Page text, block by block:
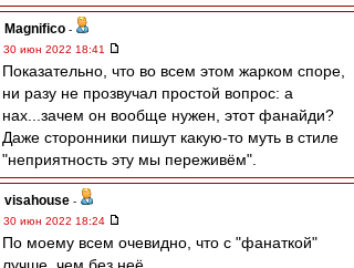
Magnifico -
30 июн 2022 18:41
Показательно, что во всем этом жарком споре,
ни разу не прозвучал простой вопрос: а
нах...зачем он вообще нужен, этот фанайди?
Даже сторонники пишут какую-то муть в стиле
"неприятность эту мы переживём".
visahouse -
30 июн 2022 18:24
По моему всем очевидно, что с "фанаткой"